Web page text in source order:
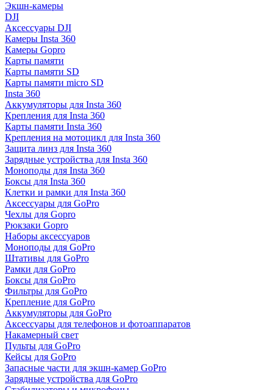
Экшн-камеры
DJI
Аксессуары DJI
Камеры Insta 360
Камеры Gopro
Карты памяти
Карты памяти SD
Карты памяти micro SD
Insta 360
Аккумуляторы для Insta 360
Крепления для Insta 360
Карты памяти Insta 360
Крепления на мотоцикл для Insta 360
Защита линз для Insta 360
Зарядные устройства для Insta 360
Моноподы для Insta 360
Боксы для Insta 360
Клетки и рамки для Insta 360
Аксессуары для GoPro
Чехлы для Gopro
Рюкзаки Gopro
Наборы аксессуаров
Моноподы для GoPro
Штативы для GoPro
Рамки для GoPro
Боксы для GoPro
Фильтры для GoPro
Крепление для GoPro
Аккумуляторы для GoPro
Аксессуары для телефонов и фотоаппаратов
Накамерный свет
Пульты для GoPro
Кейсы для GoPro
Запасные части для экшн-камер GoPro
Зарядные устройства для GoPro